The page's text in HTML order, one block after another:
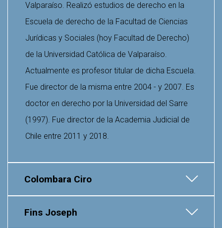
Valparaíso. Realizó estudios de derecho en la
Escuela de derecho de la Facultad de Ciencias
Jurídicas y Sociales (hoy Facultad de Derecho)
de la Universidad Católica de Valparaíso.
Actualmente es profesor titular de dicha Escuela.
Fue director de la misma entre 2004 - y 2007. Es
doctor en derecho por la Universidad del Sarre
(1997). Fue director de la Academia Judicial de
Chile entre 2011 y 2018.
Colombara Ciro
Fins Joseph